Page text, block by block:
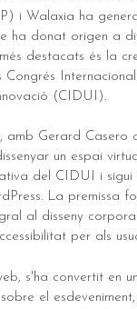
i Walaxia ha
ha donat origen a
destacats és la
Congrés
(CIDUI).
amb Gerard Casero
un espai
del CIDUI i sigui
La premissa
al disseny
per als
s'ha convertit en
el